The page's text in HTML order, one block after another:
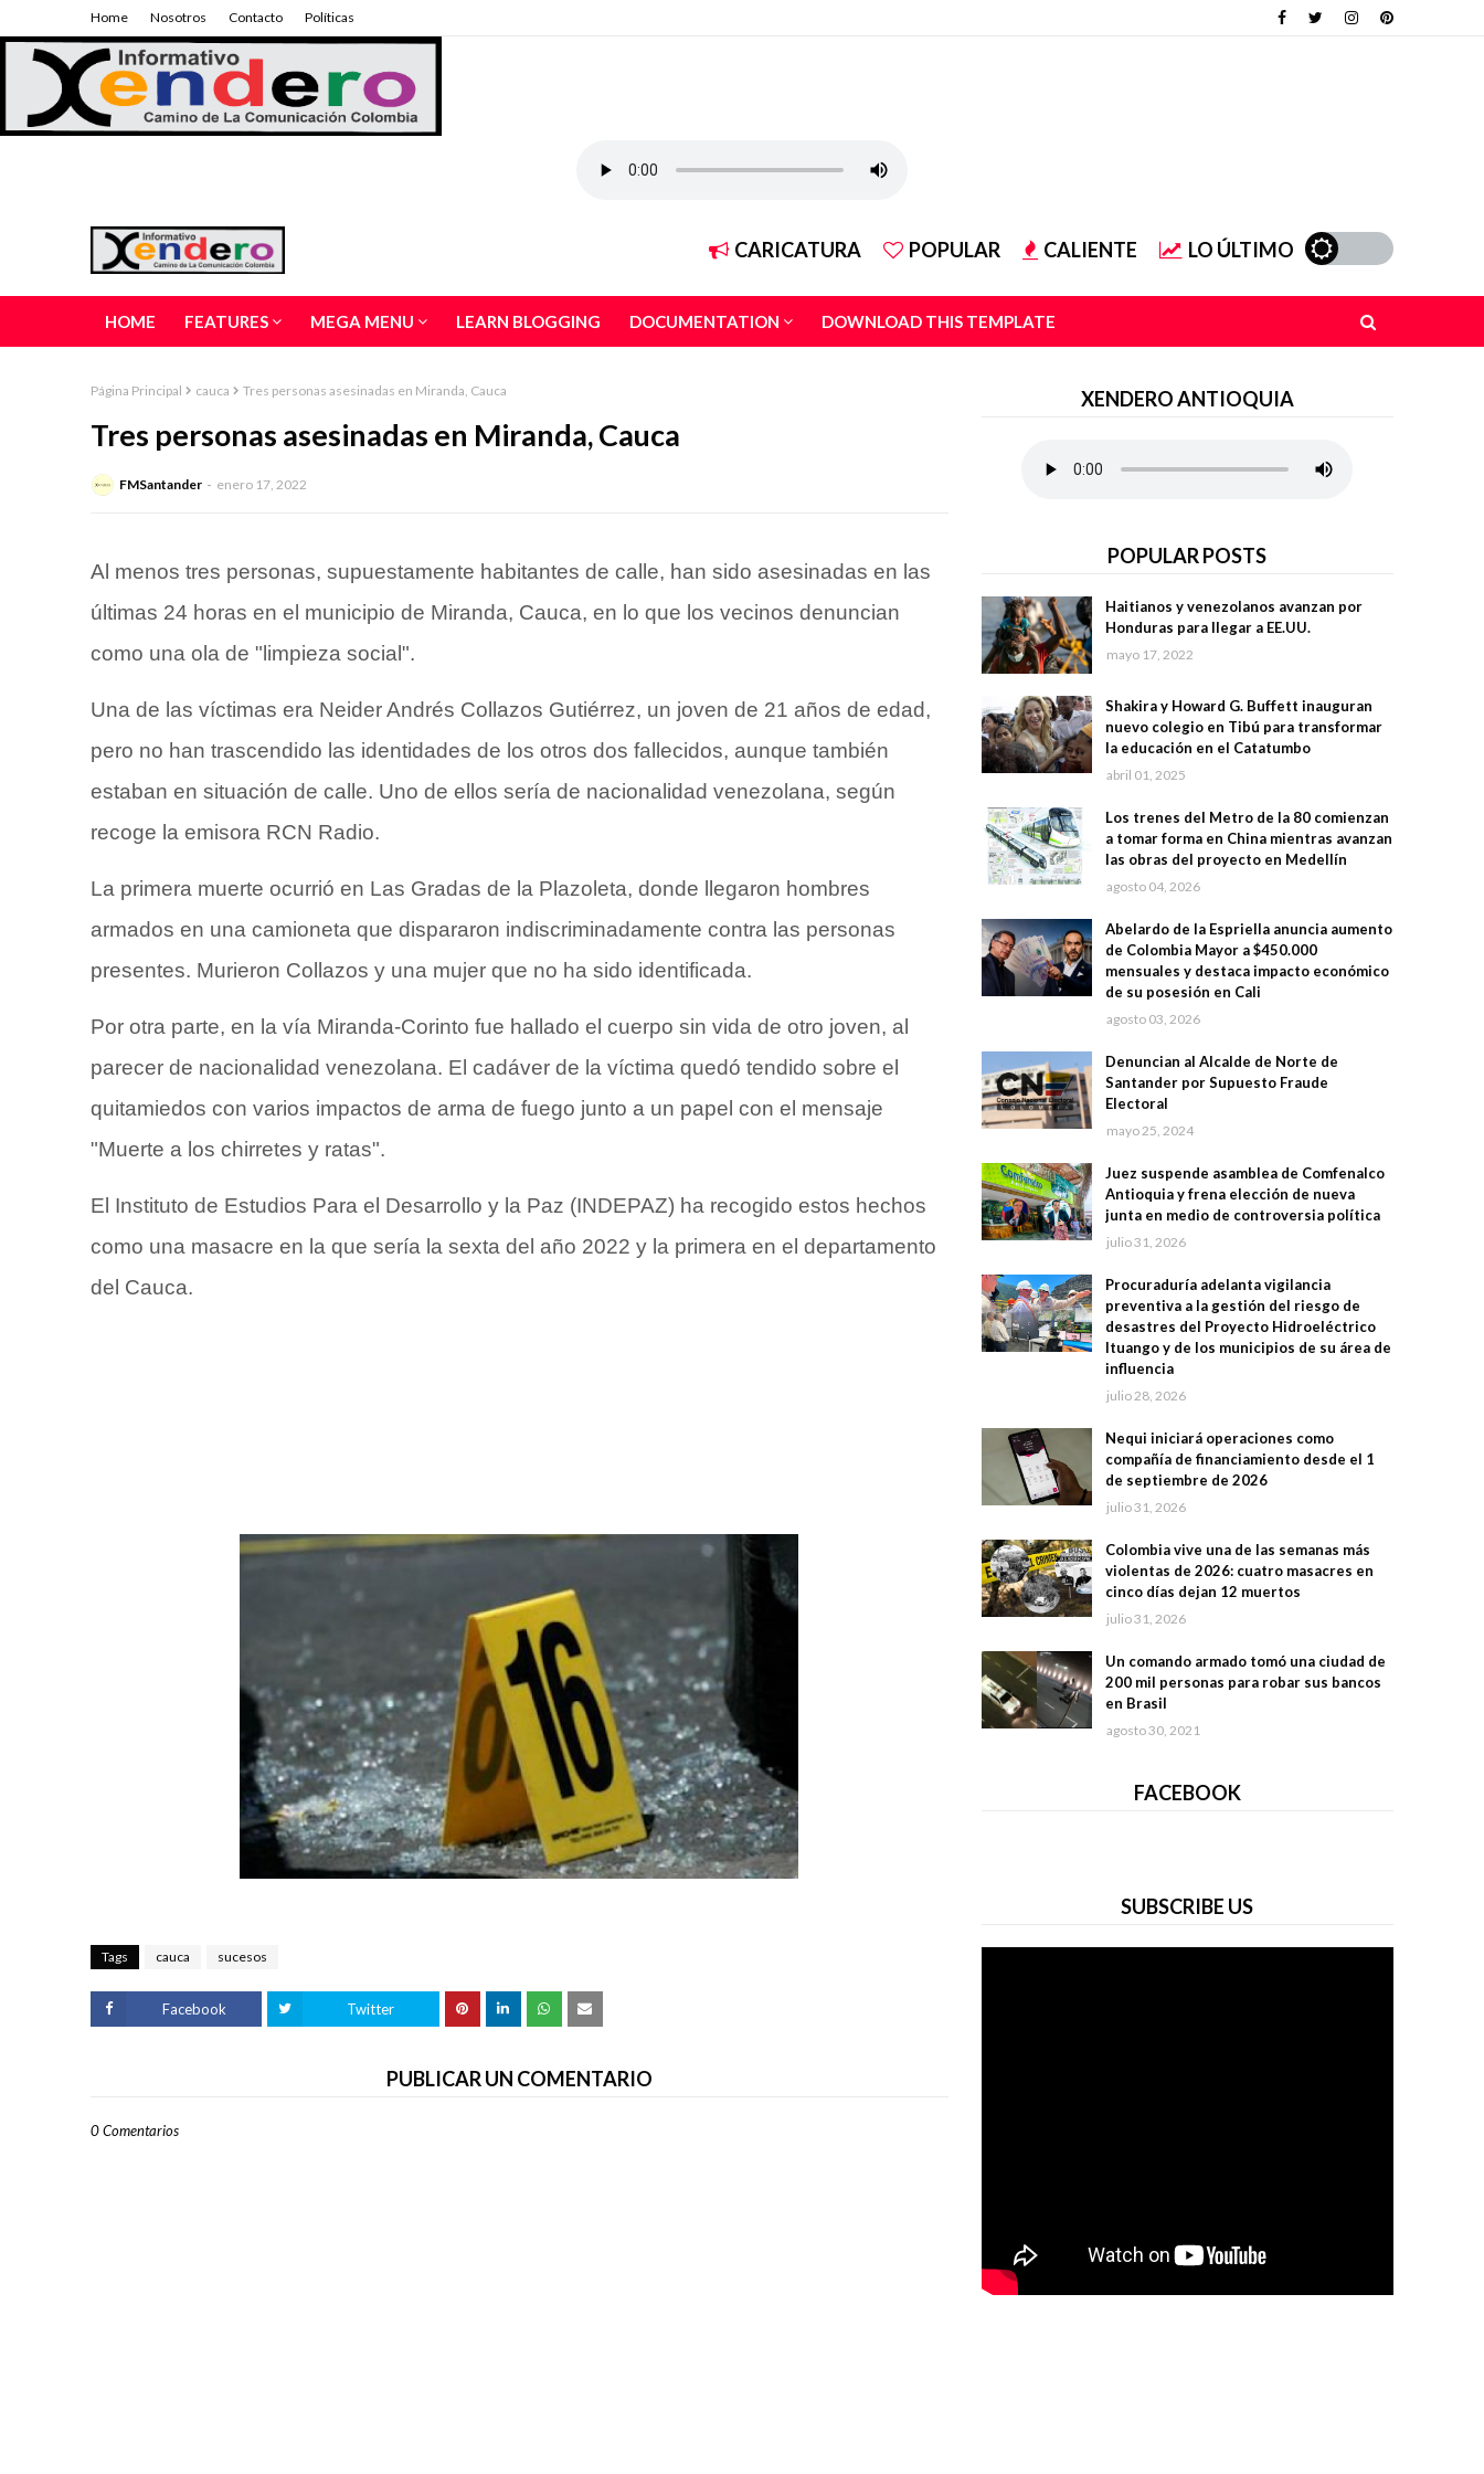
Home Nosotros Contacto Políticas
CARICATURA POPULAR CALIENTE LO ÚLTIMO
HOME FEATURES MEGA MENU LEARN BLOGGING DOCUMENTATION DOWNLOAD THIS TEMPLATE
Página Principal cauca Tres personas asesinadas en Miranda, Cauca
Tres personas asesinadas en Miranda, Cauca
FMSantander enero 17, 2022
Al menos tres personas, supuestamente habitantes de calle, han sido asesinadas en las
últimas 24 horas en el municipio de Miranda, Cauca, en lo que los vecinos denuncian
como una ola de "limpieza social".
Una de las víctimas era Neider Andrés Collazos Gutiérrez, un joven de 21 años de edad,
pero no han trascendido las identidades de los otros dos fallecidos, aunque también
estaban en situación de calle. Uno de ellos sería de nacionalidad venezolana, según
recoge la emisora RCN Radio.
La primera muerte ocurrió en Las Gradas de la Plazoleta, donde llegaron hombres
armados en una camioneta que dispararon indiscriminadamente contra las personas
presentes. Murieron Collazos y una mujer que no ha sido identificada.
Por otra parte, en la vía Miranda-Corinto fue hallado el cuerpo sin vida de otro joven, al
parecer de nacionalidad venezolana. El cadáver de la víctima quedó tendido sobre el
quitamiedos con varios impactos de arma de fuego junto a un papel con el mensaje
"Muerte a los chirretes y ratas".
El Instituto de Estudios Para el Desarrollo y la Paz (INDEPAZ) ha recogido estos hechos
como una masacre en la que sería la sexta del año 2022 y la primera en el departamento
del Cauca.
Tags cauca sucesos
Facebook Twitter
PUBLICAR UN COMENTARIO
0 Comentarios
XENDERO ANTIOQUIA
POPULAR POSTS
Haitianos y venezolanos avanzan por
Honduras para llegar a EE.UU.
mayo 17, 2022
Shakira y Howard G. Buffett inauguran
nuevo colegio en Tibú para transformar
la educación en el Catatumbo
abril 01, 2025
Los trenes del Metro de la 80 comienzan
a tomar forma en China mientras avanzan
las obras del proyecto en Medellín
agosto 04, 2026
Abelardo de la Espriella anuncia aumento
de Colombia Mayor a $450.000
mensuales y destaca impacto económico
de su posesión en Cali
agosto 03, 2026
Denuncian al Alcalde de Norte de
Santander por Supuesto Fraude
Electoral
mayo 25, 2024
Juez suspende asamblea de Comfenalco
Antioquia y frena elección de nueva
junta en medio de controversia política
julio 31, 2026
Procuraduría adelanta vigilancia
preventiva a la gestión del riesgo de
desastres del Proyecto Hidroeléctrico
Ituango y de los municipios de su área de
influencia
julio 28, 2026
Nequi iniciará operaciones como
compañía de financiamiento desde el 1
de septiembre de 2026
julio 31, 2026
Colombia vive una de las semanas más
violentas de 2026: cuatro masacres en
cinco días dejan 12 muertos
julio 31, 2026
Un comando armado tomó una ciudad de
200 mil personas para robar sus bancos
en Brasil
agosto 30, 2021
FACEBOOK
SUBSCRIBE US